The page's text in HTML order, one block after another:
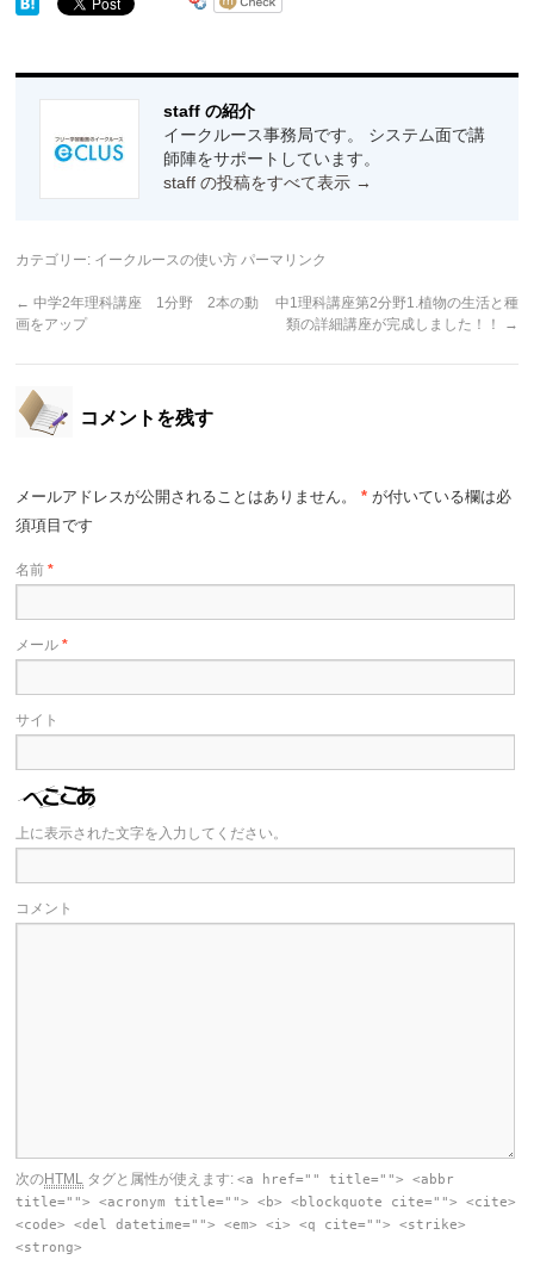
staff の紹介
イークルース事務局です。 システム面で講
師陣をサポートしています。
staff の投稿をすべて表示 →
カテゴリー: イークルースの使い方 パーマリンク
← 中学2年理科講座 1分野 2本の動
画をアップ
中1理科講座第2分野1.植物の生活と種
類の詳細講座が完成しました！！
→
コメントを残す
メールアドレスが公開されることはありません。 * が付いている欄は必
須項目です
名前*
メール*
サイト
上に表示された文字を入力してください。
コメント
次のHTML タグと属性が使えます:<a href="" title=""> <abbr
title=""> <acronym title=""> <b> <blockquote cite=""> <cite>
<code> <del datetime=""> <em> <i> <q cite=""> <strike>
<strong>